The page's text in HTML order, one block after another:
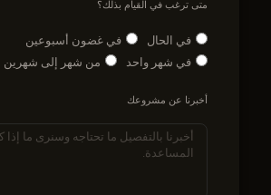
متى ترغب في القيام بذلك؟
في الحال
في غضون أسبوعين
في شهر واحد
من شهر إلى شهرين
أخبرنا عن مشروعك